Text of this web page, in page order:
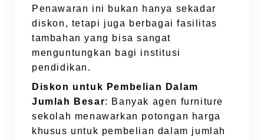
Penawaran ini bukan hanya sekadar
diskon, tetapi juga berbagai fasilitas
tambahan yang bisa sangat
menguntungkan bagi institusi
pendidikan.
Diskon untuk Pembelian Dalam
Jumlah Besar: Banyak agen furniture
sekolah menawarkan potongan harga
khusus untuk pembelian dalam jumlah